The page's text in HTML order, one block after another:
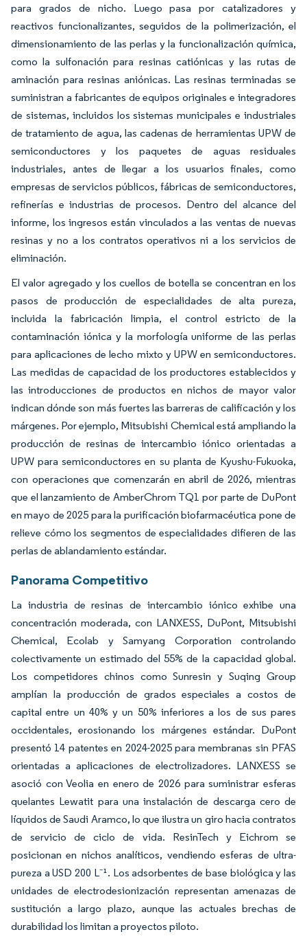
para grados de nicho. Luego pasa por catalizadores y
reactivos funcionalizantes, seguidos de la polimerización, el
dimensionamiento de las perlas y la funcionalización química,
como la sulfonación para resinas catiónicas y las rutas de
aminación para resinas aniónicas. Las resinas terminadas se
suministran a fabricantes de equipos originales e integradores
de sistemas, incluidos los sistemas municipales e industriales
de tratamiento de agua, las cadenas de herramientas UPW de
semiconductores y los paquetes de aguas residuales
industriales, antes de llegar a los usuarios finales, como
empresas de servicios públicos, fábricas de semiconductores,
refinerías e industrias de procesos. Dentro del alcance del
informe, los ingresos están vinculados a las ventas de nuevas
resinas y no a los contratos operativos ni a los servicios de
eliminación.
El valor agregado y los cuellos de botella se concentran en los
pasos de producción de especialidades de alta pureza,
incluida la fabricación limpia, el control estricto de la
contaminación iónica y la morfología uniforme de las perlas
para aplicaciones de lecho mixto y UPW en semiconductores.
Las medidas de capacidad de los productores establecidos y
las introducciones de productos en nichos de mayor valor
indican dónde son más fuertes las barreras de calificación y los
márgenes. Por ejemplo, Mitsubishi Chemical está ampliando la
producción de resinas de intercambio iónico orientadas a
UPW para semiconductores en su planta de Kyushu-Fukuoka,
con operaciones que comenzarán en abril de 2026, mientras
que el lanzamiento de AmberChrom TQ1 por parte de DuPont
en mayo de 2025 para la purificación biofarmacéutica pone de
relieve cómo los segmentos de especialidades difieren de las
perlas de ablandamiento estándar.
Panorama Competitivo
La industria de resinas de intercambio iónico exhibe una
concentración moderada, con LANXESS, DuPont, Mitsubishi
Chemical, Ecolab y Samyang Corporation controlando
colectivamente un estimado del 55% de la capacidad global.
Los competidores chinos como Sunresin y Suqing Group
amplían la producción de grados especiales a costos de
capital entre un 40% y un 50% inferiores a los de sus pares
occidentales, erosionando los márgenes estándar. DuPont
presentó 14 patentes en 2024-2025 para membranas sin PFAS
orientadas a aplicaciones de electrolizadores. LANXESS se
asoció con Veolia en enero de 2026 para suministrar esferas
quelantes Lewatit para una instalación de descarga cero de
líquidos de Saudi Aramco, lo que ilustra un giro hacia contratos
de servicio de ciclo de vida. ResinTech y Eichrom se
posicionan en nichos analíticos, vendiendo esferas de ultra-
pureza a USD 200 L⁻¹. Los adsorbentes de base biológica y las
unidades de electrodesionización representan amenazas de
sustitución a largo plazo, aunque las actuales brechas de
durabilidad los limitan a proyectos piloto.